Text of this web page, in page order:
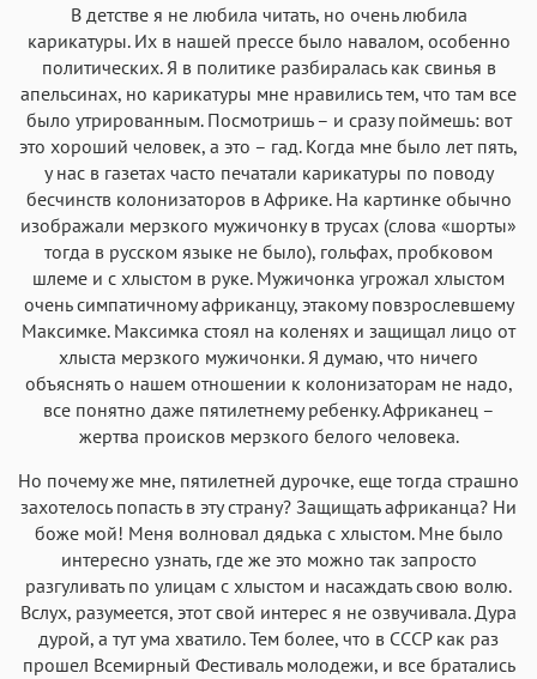
В детстве я не любила читать, но очень любила
карикатуры. Их в нашей прессе было навалом, особенно
политических. Я в политике разбиралась как свинья в
апельсинах, но карикатуры мне нравились тем, что там все
было утрированным. Посмотришь – и сразу поймешь: вот
это хороший человек, а это – гад. Когда мне было лет пять,
у нас в газетах часто печатали карикатуры по поводу
бесчинств колонизаторов в Африке. На картинке обычно
изображали мерзкого мужичонку в трусах (слова «шорты»
тогда в русском языке не было), гольфах, пробковом
шлеме и с хлыстом в руке. Мужичонка угрожал хлыстом
очень симпатичному африканцу, этакому повзрослевшему
Максимке. Максимка стоял на коленях и защищал лицо от
хлыста мерзкого мужичонки. Я думаю, что ничего
объяснять о нашем отношении к колонизаторам не надо,
все понятно даже пятилетнему ребенку. Африканец –
жертва происков мерзкого белого человека.
Но почему же мне, пятилетней дурочке, еще тогда страшно
захотелось попасть в эту страну? Защищать африканца? Ни
боже мой! Меня волновал дядька с хлыстом. Мне было
интересно узнать, где же это можно так запросто
разгуливать по улицам с хлыстом и насаждать свою волю.
Вслух, разумеется, этот свой интерес я не озвучивала. Дура
дурой, а тут ума хватило. Тем более, что в СССР как раз
прошел Всемирный Фестиваль молодежи, и все братались